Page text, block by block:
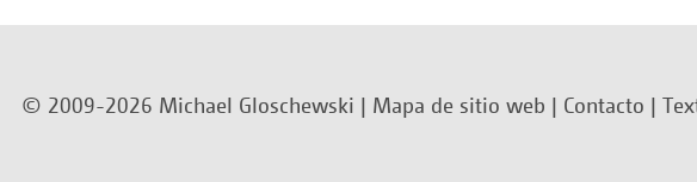
© 2009-2026 Michael Gloschewski | Mapa de sitio web | Contacto |